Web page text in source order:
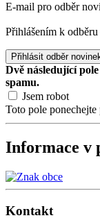
E-mail pro odběr
Přihlášením k odběru
Přihlásit odběr
Dvě následující
spamu.
Jsem robot
Toto pole ponechejte
Informace v
Kontakt